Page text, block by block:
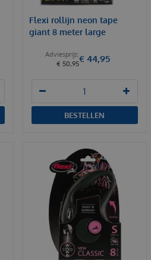
Flexi rollijn neon tape
giant 8 meter large
€ 50,95€ 44,95
BESTELLEN